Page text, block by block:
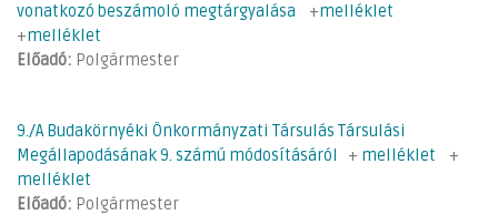
vonatkozó beszámoló megtárgyalása +melléklet
+melléklet
Előadó: Polgármester
9./A Budakörnyéki Önkormányzati Társulás Társulási
Megállapodásának 9. számú módosításáról
+ melléklet +
melléklet
Előadó: Polgármester